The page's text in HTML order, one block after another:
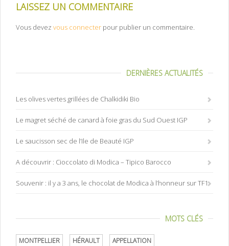
LAISSEZ UN COMMENTAIRE
Vous devez vous connecter pour publier un commentaire.
DERNIÈRES ACTUALITÉS
Les olives vertes grillées de Chalkidiki Bio
Le magret séché de canard à foie gras du Sud Ouest IGP
Le saucisson sec de l’Ile de Beauté IGP
A découvrir : Cioccolato di Modica – Tipico Barocco
Souvenir : il y a 3 ans, le chocolat de Modica à l’honneur sur TF1
MOTS CLÉS
MONTPELLIER HÉRAULT APPELLATION